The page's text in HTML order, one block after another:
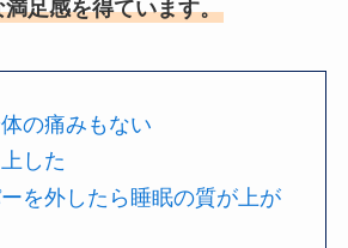
足感を得ています。
の痛みもない
した
を外したら睡眠の質が上が